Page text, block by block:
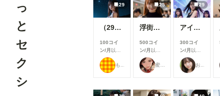
っ
と
セ
ク
シ
29
（29枚）香織2026/07/20_ナイトビーチ②
100コイ
ン/月 以上
支援すると
見ることが
できます
25
浮街麗影『街で見かけたイイ女』伍
500コイ
ン/月 以上
支援すると
見ることが
できます
29
アイドルのステージ披露
300コイ
ン/月 以上
支援すると
見ることが
できます